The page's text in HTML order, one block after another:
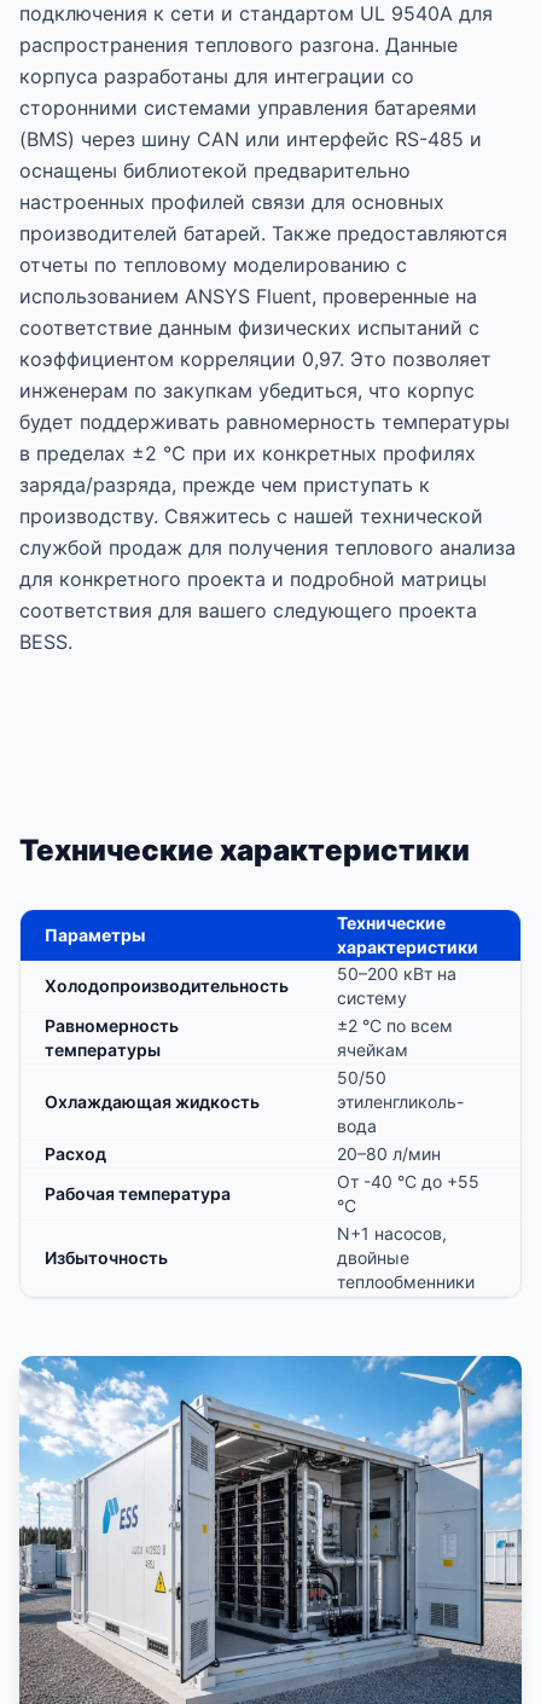
подключения к сети и стандартом UL 9540A для
распространения теплового разгона. Данные
корпуса разработаны для интеграции со
сторонними системами управления батареями
(BMS) через шину CAN или интерфейс RS-485 и
оснащены библиотекой предварительно
настроенных профилей связи для основных
производителей батарей. Также предоставляются
отчеты по тепловому моделированию с
использованием ANSYS Fluent, проверенные на
соответствие данным физических испытаний с
коэффициентом корреляции 0,97. Это позволяет
инженерам по закупкам убедиться, что корпус
будет поддерживать равномерность температуры
в пределах ±2 °C при их конкретных профилях
заряда/разряда, прежде чем приступать к
производству. Свяжитесь с нашей технической
службой продаж для получения теплового анализа
для конкретного проекта и подробной матрицы
соответствия для вашего следующего проекта
BESS.
Технические характеристики
Параметры
Технические
характеристики
Холодопроизводительность
50–200 кВт на
систему
Равномерность
температуры
±2 °C по всем
ячейкам
Охлаждающая жидкость
50/50
этиленгликоль-
вода
Расход
20–80 л/мин
Рабочая температура
От -40 °C до +55
°C
Избыточность
N+1 насосов,
двойные
теплообменники